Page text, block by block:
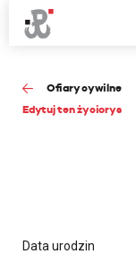
Ofiary cywilne
Edytuj ten życiorys
Data urodzin